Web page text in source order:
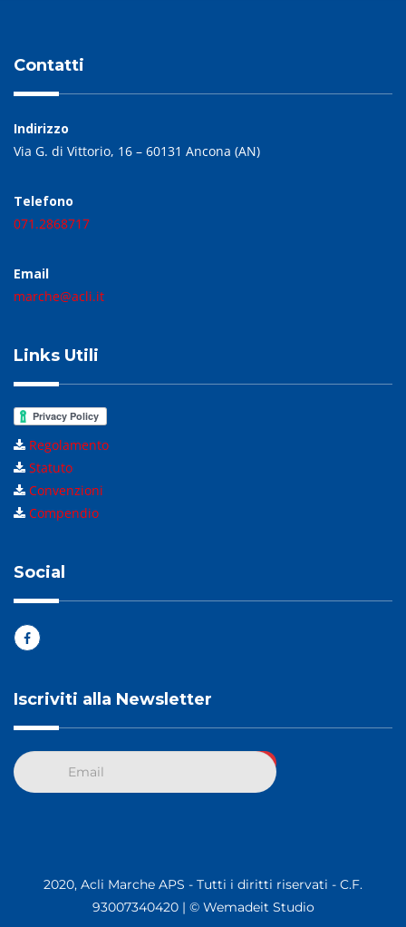
Contatti
Indirizzo
Via G. di Vittorio, 16 – 60131 Ancona (AN)
Telefono
071.2868717
Email
marche@acli.it
Links Utili
Regolamento
Statuto
Convenzioni
Compendio
Social
Iscriviti alla Newsletter
2020, Acli Marche APS - Tutti i diritti riservati - C.F.
93007340420 | © Wemadeit Studio